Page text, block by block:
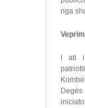
nga
I ati